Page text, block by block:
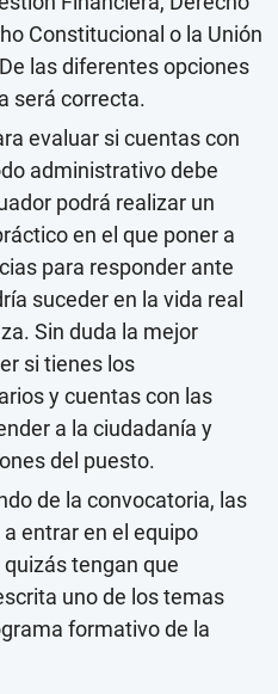
Constitucional o la Unión
las diferentes opciones
será correcta.
evaluar si cuentas con
administrativo debe
podrá realizar un
en el que poner a
para responder ante
suceder en la vida real
Sin duda la mejor
si tienes los
y cuentas con las
a la ciudadanía y
del puesto.
de la convocatoria, las
entrar en el equipo
tengan que
uno de los temas
formativo de la